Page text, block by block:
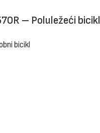
– Poluležeći bicikl
bicikl